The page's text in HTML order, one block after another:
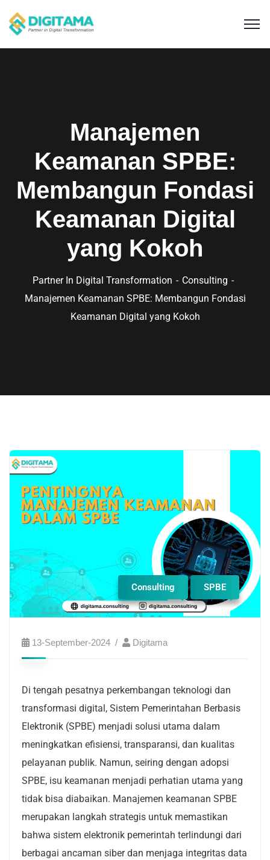
Manajemen
Keamanan SPBE:
Membangun Fondasi
Keamanan Digital
yang Kokoh
Partner In Digital Transformation
Consulting
Manajemen Keamanan SPBE: Membangun Fondasi
Keamanan Digital yang Kokoh
Consulting SPBE
13-September-2024 Digitama
Di tengah pesatnya perkembangan teknologi dan
transformasi digital, Sistem Pemerintahan Berbasis
Elektronik (SPBE) menjadi solusi utama dalam
meningkatkan efisiensi, transparansi, dan kualitas
pelayanan publik. Namun, seiring dengan adopsi
SPBE, isu keamanan menjadi perhatian utama yang
tidak bisa diabaikan. Manajemen keamanan SPBE
merupakan langkah strategis untuk memastikan
bahwa sistem elektronik pemerintah terlindungi dari
berbagai ancaman siber dan menjaga integritas data